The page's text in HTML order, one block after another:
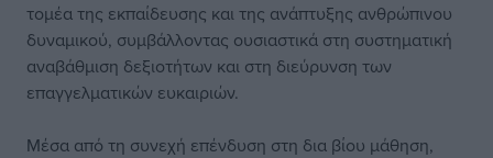
τομέα της εκπαίδευσης και της ανάπτυξης ανθρώπινου
δυναμικού, συμβάλλοντας ουσιαστικά στη συστηματική
αναβάθμιση δεξιοτήτων και στη διεύρυνση των
επαγγελματικών ευκαιριών.
Μέσα από τη συνεχή επένδυση στη δια βίου μάθηση,